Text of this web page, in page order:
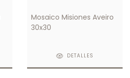
Mosaico Misiones Aveiro
30x30
DETALLES